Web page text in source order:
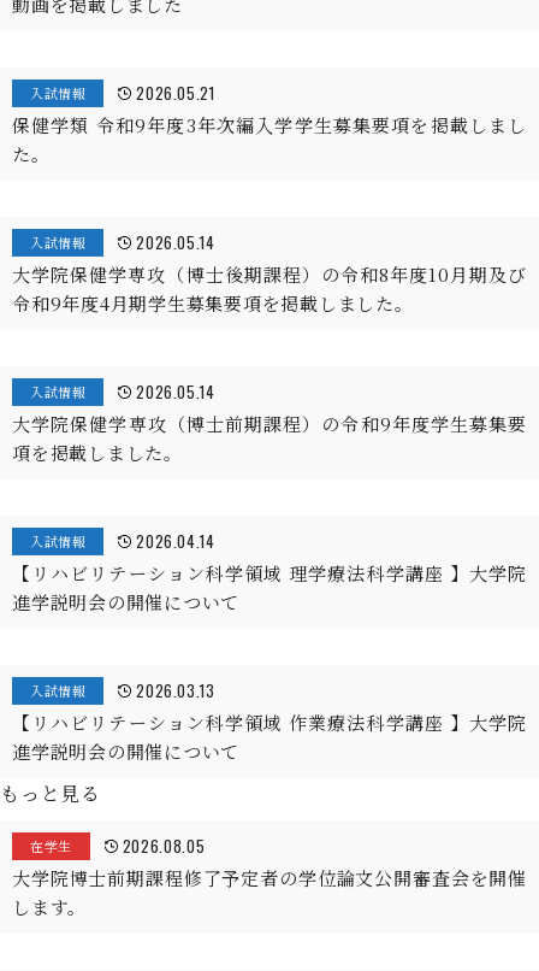
入試情報 2026.05.21
保健学類 令和9年度3年次編入学学生募集要項を掲載しまし
た。
入試情報 2026.05.14
大学院保健学専攻（博士後期課程）の令和8年度10月期及び
令和9年度4月期学生募集要項を掲載しました。
入試情報 2026.05.14
大学院保健学専攻（博士前期課程）の令和9年度学生募集要
項を掲載しました。
入試情報 2026.04.14
【リハビリテーション科学領域 理学療法科学講座 】大学院
進学説明会の開催について
入試情報 2026.03.13
【リハビリテーション科学領域 作業療法科学講座 】大学院
進学説明会の開催について
もっと見る
在学生 2026.08.05
大学院博士前期課程修了予定者の学位論文公開審査会を開催
します。